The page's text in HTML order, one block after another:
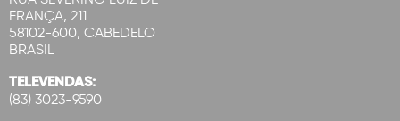
FRANÇA, 211
58102-600, CABEDELO
BRASIL
TELEVENDAS:
(83) 3023-9590